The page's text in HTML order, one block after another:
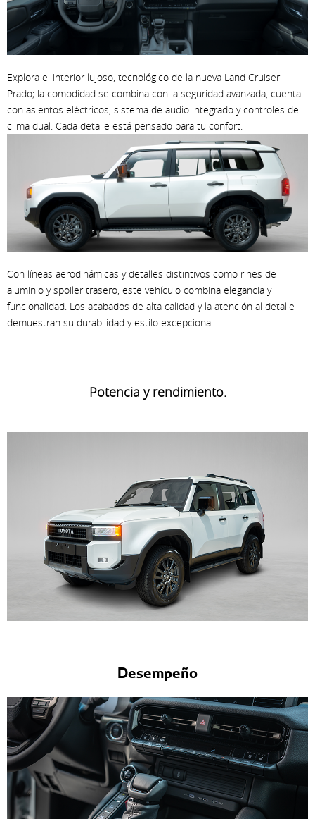
Explora el interior lujoso, tecnológico de la nueva Land Cruiser
Prado; la comodidad se combina con la seguridad avanzada, cuenta
con asientos eléctricos, sistema de audio integrado y controles de
clima dual. Cada detalle está pensado para tu confort.
Con líneas aerodinámicas y detalles distintivos como rines de
aluminio y spoiler trasero, este vehículo combina elegancia y
funcionalidad. Los acabados de alta calidad y la atención al detalle
demuestran su durabilidad y estilo excepcional.
Potencia y rendimiento.
Desempeño